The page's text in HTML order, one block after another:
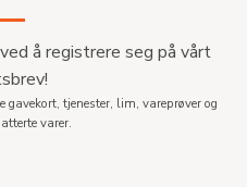
å registrere seg på vårt
tjenester, lim, vareprøver og
varer.